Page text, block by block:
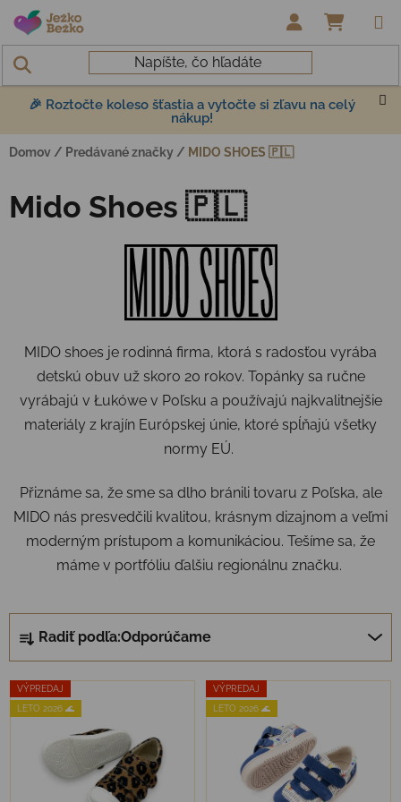
Prejsť na obsah
🎉 Roztočte koleso šťastia a vytočte si zľavu na celý
nákup!
Domov / Predávané značky / MIDO SHOES 🇵🇱
Mido Shoes 🇵🇱
MIDO shoes je rodinná firma, ktorá s radosťou vyrába
detskú obuv už skoro 20 rokov. Topánky sa ručne
vyrábajú v Łukówe v Poľsku a používajú najkvalitnejšie
materiály z krajín Európskej únie, ktoré spĺňajú všetky
normy EÚ.
Přiznáme sa, že sme sa dlho bránili tovaru z Poľska, ale
MIDO nás presvedčili kvalitou, krásnym dizajnom a veľmi
moderným prístupom a komunikáciou. Tešíme sa, že
máme v portfóliu ďalšiu regionálnu značku.
Radiť podľa:Odporúčame
Výpis produktov
VÝPREDAJ
LETO 2026 🌊
VÝPREDAJ
LETO 2026 🌊